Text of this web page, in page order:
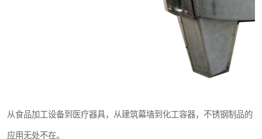
从食品加工设备到医疗器具，从建筑幕墙到化工容器，不锈钢制品的
应用无处不在。